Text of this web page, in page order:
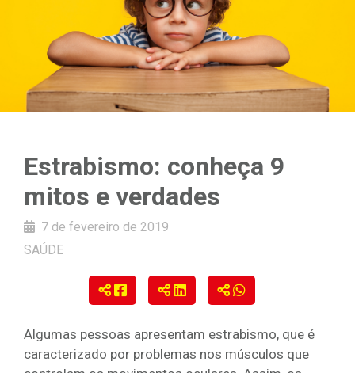
Estrabismo: conheça 9
mitos e verdades
7 de fevereiro de 2019
SAÚDE
Algumas pessoas apresentam estrabismo, que é
caracterizado por problemas nos músculos que